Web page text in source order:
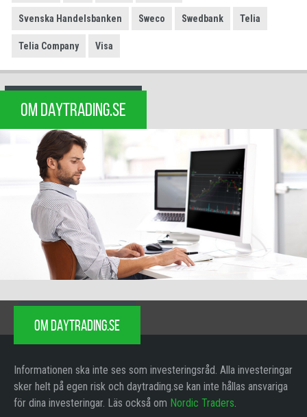
Svenska Handelsbanken Sweco Swedbank Telia
Telia Company Visa
OM DAYTRADING.SE
OM DAYTRADING.SE
Informationen ska inte ses som investeringsråd. Alla investeringar
sker helt på egen risk och daytrading.se kan inte hållas ansvariga
för dina investeringar. Läs också om Nordic Traders.